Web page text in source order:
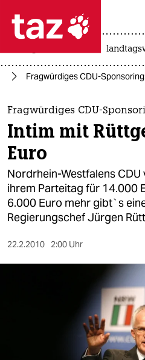
 taz zahl
taz zahl ich
themen
politik
öko
gesellschaft
kultur
sport
Fragwürdiges CDU-
Fragwürdiges CDU-
Intim mit
Euro
Nordrhein-Westfalens
ihrem Parteitag für 14.000
6.000 Euro mehr gibt`s
Regierungschef Jürgen
22.2.2010 2:00 Uhr